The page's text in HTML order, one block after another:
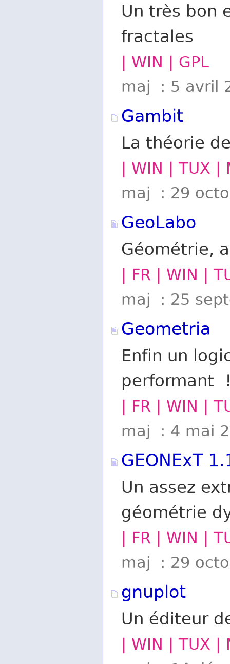
Un très bon
fractales
| WIN | GPL
maj : 5 avril
Gambit
La théorie
| WIN | TUX |
maj : 29
GeoLabo
Géométrie,
| FR | WIN |
maj : 25
Geometria
Enfin un
performant
| FR | WIN |
maj : 4 mai
GEONExT
Un assez
géométrie
| FR | WIN |
maj : 29
gnuplot
Un éditeur
| WIN | TUX |